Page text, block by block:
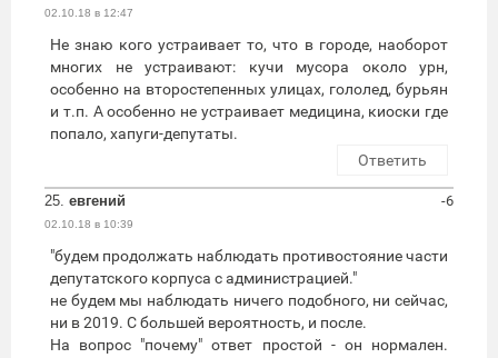
02.10.18 в 12:47
Не знаю кого устраивает то, что в городе, наоборот
многих не устраивают: кучи мусора около урн,
особенно на второстепенных улицах, гололед, бурьян
и т.п. А особенно не устраивает медицина, киоски где
попало, хапуги-депутаты.
Ответить
25. евгений
02.10.18 в 10:39
-6
"будем продолжать наблюдать противостояние части
депутатского корпуса с администрацией."
не будем мы наблюдать ничего подобного, ни сейчас,
ни в 2019. С большей вероятность, и после.
На вопрос "почему" ответ простой - он нормален.